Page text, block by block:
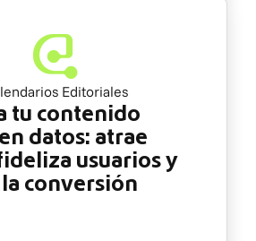
Editoriales
tu contenido
datos: atrae
usuarios y
conversión